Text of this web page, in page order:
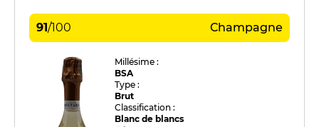
91/100 Champagne
Millésime :
BSA
Type :
Brut
Classification :
Blanc de blancs